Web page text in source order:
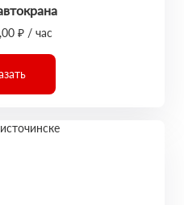
₽ / час